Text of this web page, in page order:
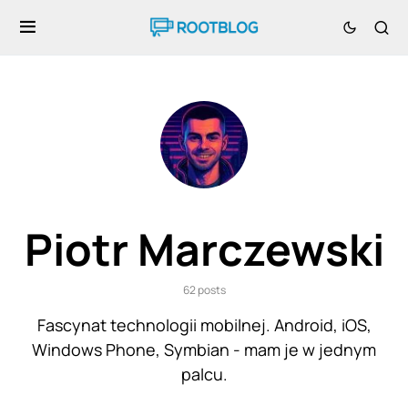
Piotr Marczewski
62 posts
Fascynat technologii mobilnej. Android, iOS,
Windows Phone, Symbian - mam je w jednym
palcu.